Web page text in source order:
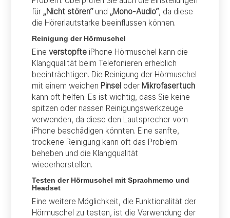
für „Nicht stören“und „Mono-Audio“, da diese
die Hörerlautstärke beeinflussen können.
Reinigung der Hörmuschel
Eineverstopfte iPhone Hörmuschel kann die
Klangqualität beim Telefonieren erheblich
beeinträchtigen. Die Reinigung der Hörmuschel
mit einem weichen Pinsel oder Mikrofasertuch
kann oft helfen. Es ist wichtig, dass Sie keine
spitzen oder nassen Reinigungswerkzeuge
verwenden, da diese den Lautsprecher vom
iPhone beschädigen könnten. Eine sanfte,
trockene Reinigung kann oft das Problem
beheben und die Klangqualität
wiederherstellen.
Testen der Hörmuschel mit Sprachmemo und
Headset
Eine weitere Möglichkeit, die Funktionalität der
Hörmuschel zu testen, ist die Verwendung der